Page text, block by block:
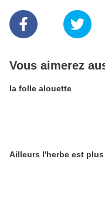
Vous aimerez
la folle alouette
Ailleurs l'herbe est